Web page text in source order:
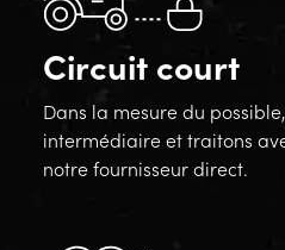
Circuit court
Dans la mesure du
intermédiaire et traitons
notre fournisseur direct.